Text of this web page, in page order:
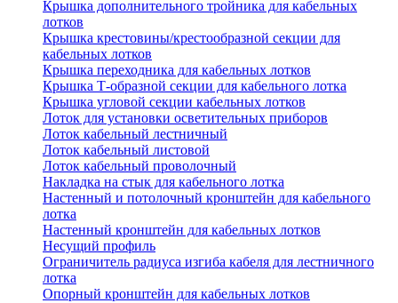
Крышка дополнительного тройника для кабельных
лотков
Крышка крестовины/крестообразной секции для
кабельных лотков
Крышка переходника для кабельных лотков
Крышка Т-образной секции для кабельного лотка
Крышка угловой секции кабельных лотков
Лоток для установки осветительных приборов
Лоток кабельный лестничный
Лоток кабельный листовой
Лоток кабельный проволочный
Накладка на стык для кабельного лотка
Настенный и потолочный кронштейн для кабельного
лотка
Настенный кронштейн для кабельных лотков
Несущий профиль
Ограничитель радиуса изгиба кабеля для лестничного
лотка
Опорный кронштейн для кабельных лотков